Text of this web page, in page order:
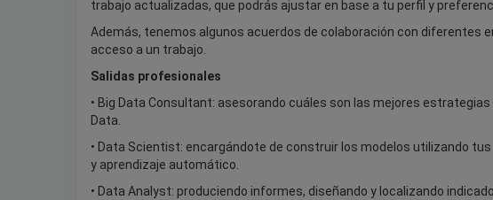
trabajo actualizadas, que podrás ajustar en base a tu perfil y
Además, tenemos algunos acuerdos de colaboración con diferentes
acceso a un trabajo.
Salidas profesionales
• Big Data Consultant: asesorando cuáles son las mejores
Data.
• Data Scientist: encargándote de construir los modelos utilizando
y aprendizaje automático.
• Data Analyst: produciendo informes, diseñando y localizando